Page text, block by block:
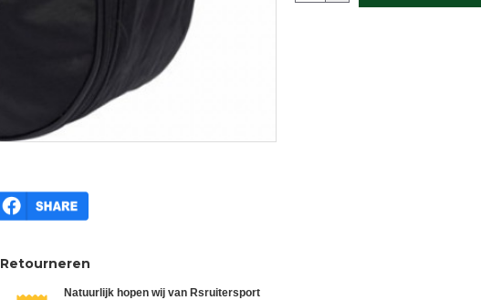
Retourneren
Natuurlijk hopen wij van Rsruitersport